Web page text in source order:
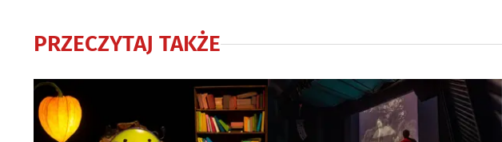
PRZECZYTAJ TAKŻE